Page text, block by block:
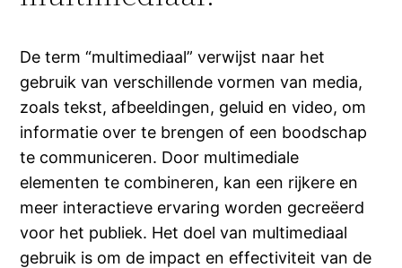
De term “multimediaal” verwijst naar het
gebruik van verschillende vormen van media,
zoals tekst, afbeeldingen, geluid en video, om
informatie over te brengen of een boodschap
te communiceren. Door multimediale
elementen te combineren, kan een rijkere en
meer interactieve ervaring worden gecreëerd
voor het publiek. Het doel van multimediaal
gebruik is om de impact en effectiviteit van de